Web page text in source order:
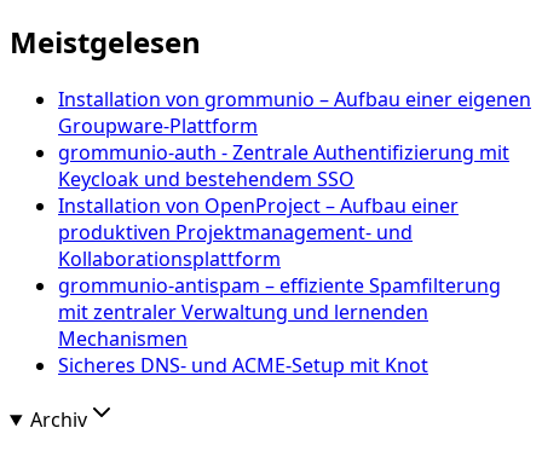
Meistgelesen
Installation von grommunio – Aufbau einer eigenen
Groupware-Plattform
grommunio-auth - Zentrale Authentifizierung mit
Keycloak und bestehendem SSO
Installation von OpenProject – Aufbau einer
produktiven Projektmanagement- und
Kollaborationsplattform
grommunio-antispam – effiziente Spamfilterung
mit zentraler Verwaltung und lernenden
Mechanismen
Sicheres DNS- und ACME-Setup mit Knot
Archiv